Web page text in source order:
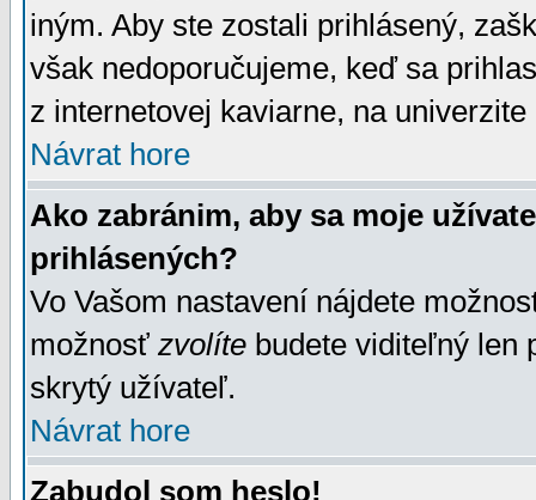
iným. Aby ste zostali prihlásený,
však nedoporučujeme, keď sa
z internetovej kaviarne, na univerzite
Návrat hore
Ako zabránim, aby sa moje
prihlásených?
Vo Vašom nastavení nájdete
možnosť zvolíte budete viditeľný len
skrytý užívateľ.
Návrat hore
Zabudol som heslo!